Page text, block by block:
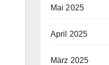
Mai 2025
April 2025
März 2025